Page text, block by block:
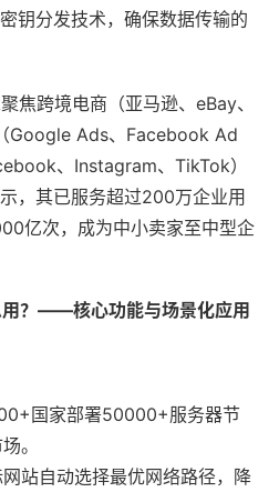
钥分发技术，确保数据传输的
焦跨境电商（亚马逊、eBay、
Google Ads、Facebook Ad
、Instagram、TikTok）
，其已服务超过200万企业用
亿次，成为中小卖家至中型企
？——核心功能与场景化应用
国家部署50000+服务器节
。
网站自动选择最优网络路径，降